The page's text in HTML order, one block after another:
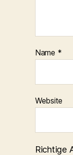
Name *
Website
Richtige